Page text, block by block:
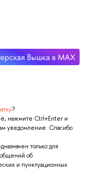
?
нажмите Ctrl+Enter и
уведомление. Спасибо
только для
об
и пунктуационных